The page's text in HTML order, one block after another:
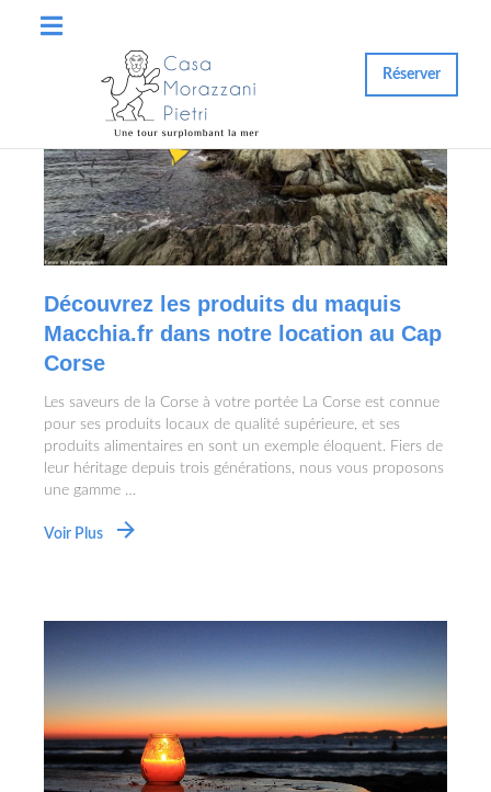
Réserver
Découvrez les produits du maquis
Macchia.fr dans notre location au Cap
Corse
Les saveurs de la Corse à votre portée La Corse est connue
pour ses produits locaux de qualité supérieure, et ses
produits alimentaires en sont un exemple éloquent. Fiers de
leur héritage depuis trois générations, nous vous proposons
une gamme …
Voir Plus